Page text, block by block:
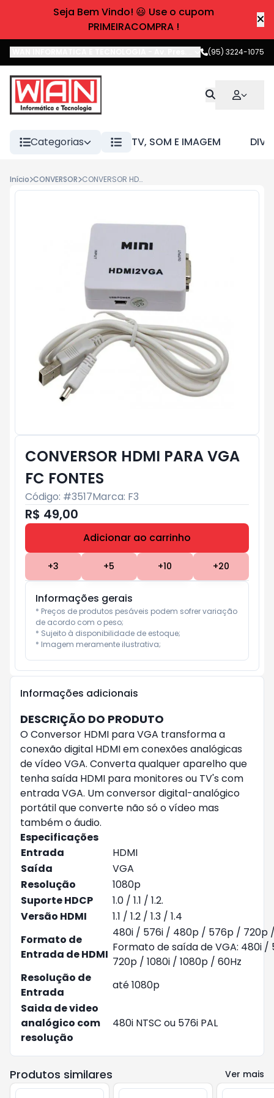
Seja Bem Vindo! 😃 Use o cupom
PRIMEIRACOMPRA !
Av. Pres. Castelo Branco,Boa
(95) 3224-1075
Categorias TV, SOM E IMAGEM
Início CONVERSOR CONVERSOR HDMI PARA VGA FC FONTES
CONVERSOR HDMI PARA VGA
FC FONTES
Código: #3517Marca: F3
R$ 49,00
Adicionar ao carrinho
+3 +5 +10 +20
Informações gerais
* Preços de produtos pesáveis podem sofrer variação
de acordo com o peso;
* Sujeito à disponibilidade de estoque;
* Imagem meramente ilustrativa;
Informações adicionais
DESCRIÇÃO DO PRODUTO
O Conversor HDMI para VGA transforma a
conexão digital HDMI em conexões analógicas
de vídeo VGA. Converta qualquer aparelho que
tenha saída HDMI para monitores ou TV's com
entrada VGA. Um conversor digital-analógico
portátil que converte não só o vídeo mas
também o áudio.
Especificações
Entrada
HDMI
Saída
VGA
Resolução
1080p
Suporte HDCP
1.0 / 1.1 / 1.2.
Versão HDMI
1.1 / 1.2 / 1.3 / 1.4
Formato de
Entrada de HDMI
480i / 576i / 480p / 576p / 720p /
Formato de saída de VGA: 480i
720p / 1080i / 1080p / 60Hz
Resolução de
Entrada
até 1080p
Saida de video
analógico com
resolução
480i NTSC ou 576i PAL
Produtos similares Ver mais